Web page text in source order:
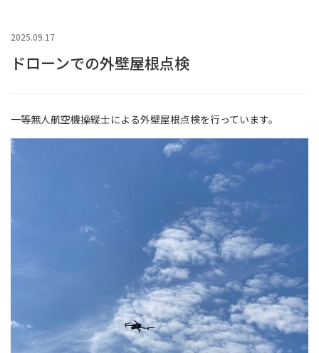
2025.09.17
ドローンでの外壁屋根点検
一等無人航空機操縦士による外壁屋根点検を行っています。